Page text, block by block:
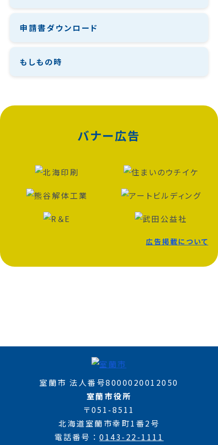
申請書ダウンロード
もしもの時
バナー広告
広告掲載について
室蘭市 法人番号8000020012050
室蘭市役所
〒051-8511
北海道室蘭市幸町1番2号
電話番号
0143-22-1111